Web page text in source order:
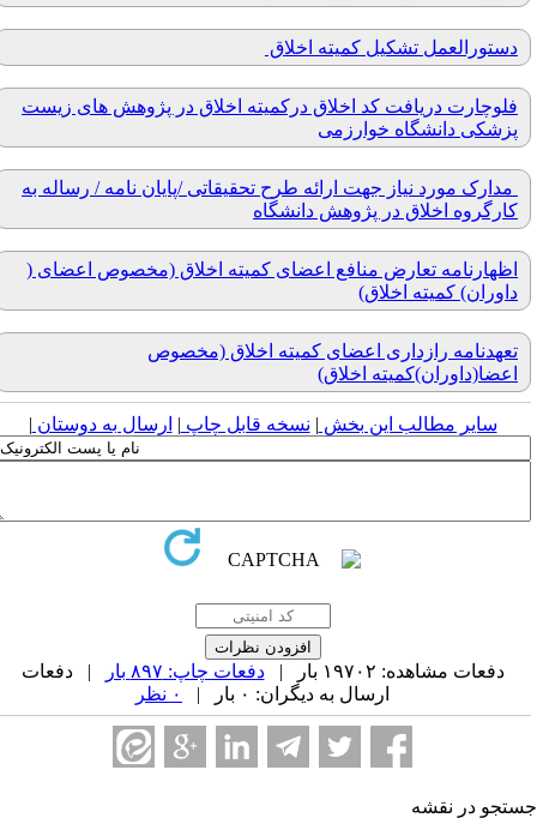
دستورالعمل تشکیل کمیته اخلاق
فلوچارت دریافت کد اخلاق درکمیته اخلاق در پژوهش های زیست
پزشکی دانشگاه خوارزمی
مدارک مورد نیاز جهت ارائه طرح تحقیقاتی /پایان نامه / رساله به
کارگروه اخلاق در پژوهش دانشگاه
اظهارنامه تعارض منافع اعضای کمیته اخلاق (مخصوص اعضای (
داوران) کمیته اخلاق)
تعهدنامه رازداری اعضای کمیته اخلاق (مخصوص
اعضا(داوران)کمیته اخلاق)
سایر مطالب این بخش | نسخه قابل چاپ| ارسال به دوستان|
دفعات مشاهده: ۱۹۷۰۲ بار | دفعات چاپ: ۸۹۷ بار
| دفعات
ارسال به دیگران: ۰ بار |
در نقشه